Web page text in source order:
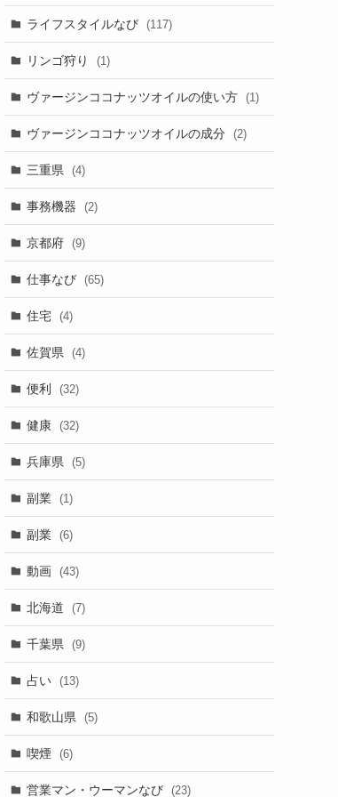
ライフスタイルなび (117)
リンゴ狩り (1)
ヴァージンココナッツオイルの使い方 (1)
ヴァージンココナッツオイルの成分 (2)
三重県 (4)
事務機器 (2)
京都府 (9)
仕事なび (65)
住宅 (4)
佐賀県 (4)
便利 (32)
健康 (32)
兵庫県 (5)
副業 (1)
副業 (6)
動画 (43)
北海道 (7)
千葉県 (9)
占い (13)
和歌山県 (5)
喫煙 (6)
営業マン・ウーマンなび (23)